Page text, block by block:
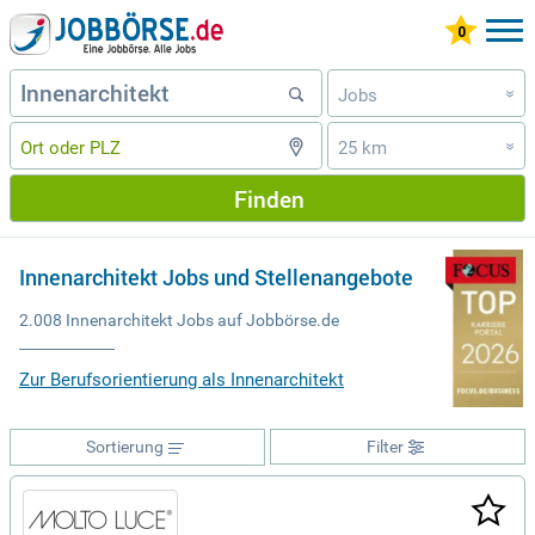
Jobs »
25 km »
Finden
Innenarchitekt Jobs und Stellenangebote
2.008 Innenarchitekt Jobs auf Jobbörse.de
Zur Berufsorientierung als Innenarchitekt
Filter
Sortierung